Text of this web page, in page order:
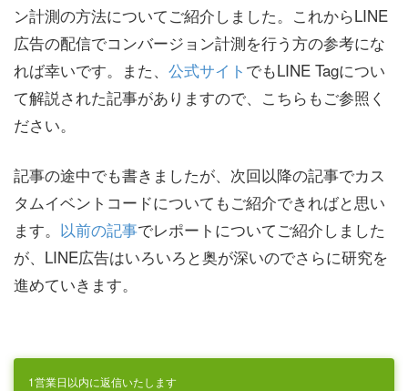
ン計測の方法についてご紹介しました。これからLINE
広告の配信でコンバージョン計測を行う方の参考にな
れば幸いです。また、 公式サイト でもLINE Tagについ
て解説された記事がありますので、こちらもご参照く
ださい。
記事の途中でも書きましたが、次回以降の記事でカス
タムイベントコードについてもご紹介できればと思い
ます。 以前の記事でレポートについてご紹介しました
が、LINE広告はいろいろと奥が深いのでさらに研究を
進めていきます。
1営業日以内に返信いたします